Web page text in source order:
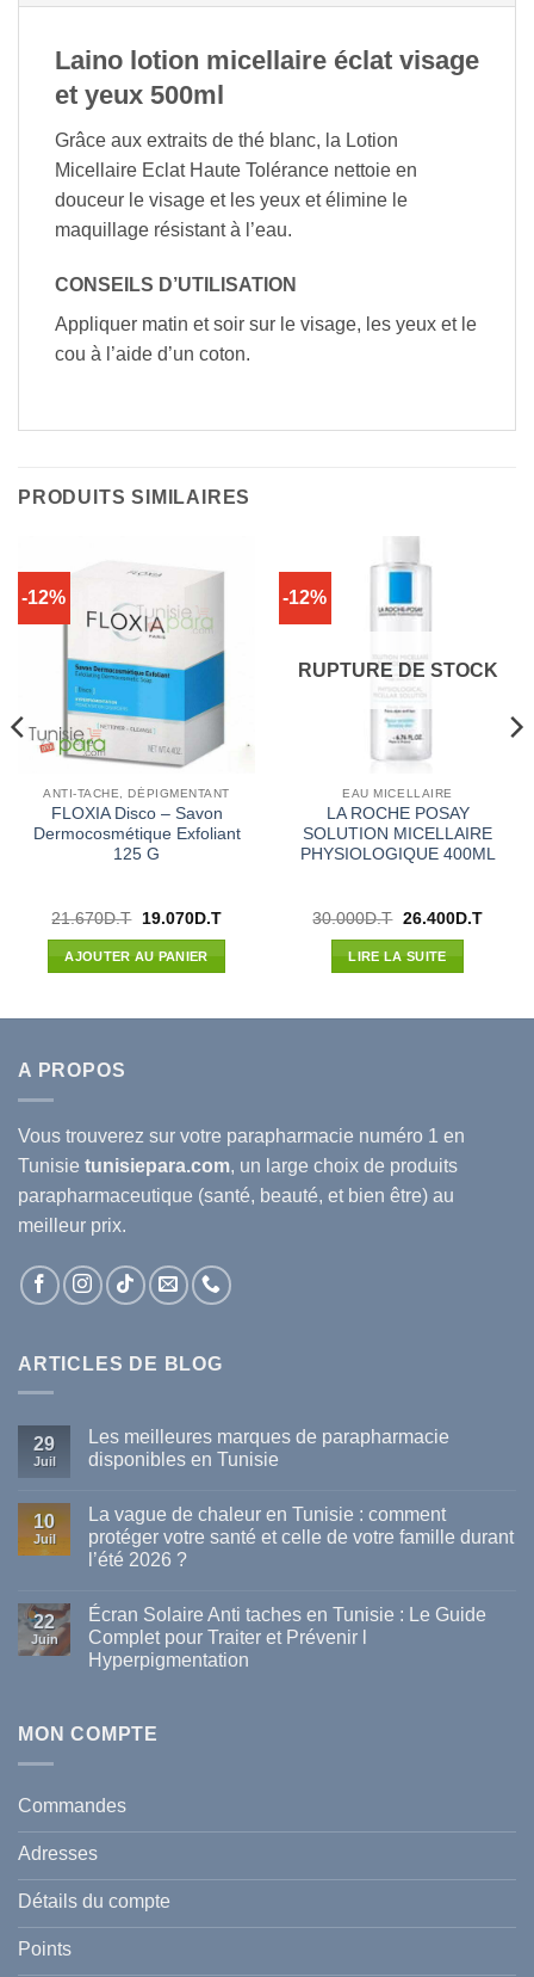
Laino lotion micellaire éclat visage
et yeux 500ml
Grâce aux extraits de thé blanc, la Lotion
Micellaire Eclat Haute Tolérance nettoie en
douceur le visage et les yeux et élimine le
maquillage résistant à l’eau.
CONSEILS D’UTILISATION
Appliquer matin et soir sur le visage, les yeux et le
cou à l’aide d’un coton.
PRODUITS SIMILAIRES
-12%
ANTI-TACHE, DÉPIGMENTANT
FLOXIA Disco – Savon
Dermocosmétique Exfoliant
125 G
21.670D.T
Le
initial
était :
19.070D.TLe
AJOUTER AU PANIER
-12%
RUPTURE DE STOCK
EAU MICELLAIRE
LA ROCHE POSAY
SOLUTION MICELLAIRE
PHYSIOLOGIQUE 400ML
30.000D.T Le
initial
était :
26.400D.TLe
LIRE LA SUITE
A PROPOS
Vous trouverez sur votre parapharmacie numéro 1 en
Tunisie tunisiepara.com, un large choix de produits
parapharmaceutique (santé, beauté, et bien être) au
meilleur prix.
ARTICLES DE BLOG
29
Juil
Les meilleures marques de parapharmacie
disponibles en Tunisie
sur
meilleures
marques
disponibles
en
Tunisie
10
Juil
La vague de chaleur en Tunisie : comment
protéger votre santé et celle de votre famille durant
l’été 2026 ?
sur
La
vague
de
comment
et
celle
de
votre
famille
durant
l’été
2026
?
22
Juin
Écran Solaire Anti taches en Tunisie : Le Guide
Complet pour Traiter et Prévenir l
Hyperpigmentation
Écran
Tunisie
Guide
Traiter
Prévenir
MON COMPTE
Commandes
Adresses
Détails du compte
Points